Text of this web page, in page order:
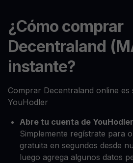
¿Cómo comprar
Decentraland
instante?
Comprar Decentraland online es
YouHodler
Abre tu cuenta de YouHodler
Simplemente regístrate para
gratuita en segundos desde
luego agrega algunos datos